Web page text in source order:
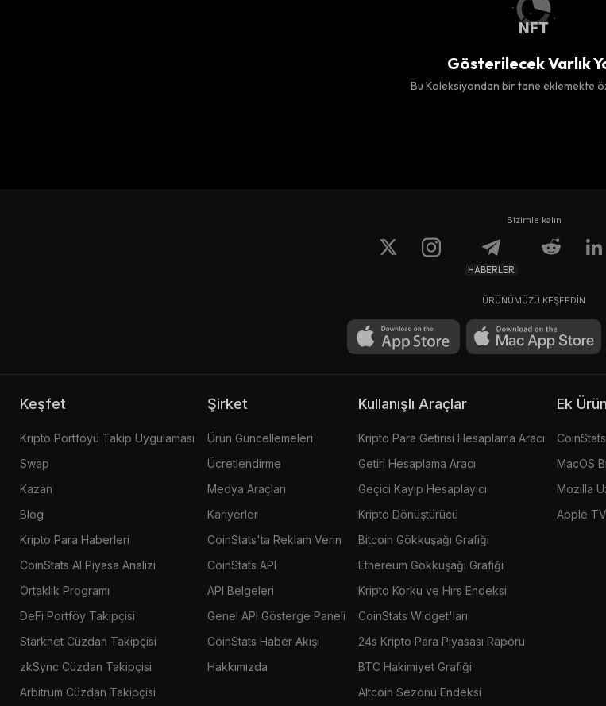
Gösterilecek Varlık
Bu Koleksiyondan bir tane eklemekte
Bizimle kalın
HABERLER
ÜRÜNÜMÜZÜ KEŞFEDİN
Keşfet
Kripto Portföyü Takip Uygulaması
Swap
Kazan
Blog
Kripto Para Haberleri
CoinStats AI Piyasa Analizi
Ortaklık Programı
DeFi Portföy Takipçisi
Starknet Cüzdan Takipçisi
zkSync Cüzdan Takipçisi
Arbitrum Cüzdan Takipçisi
Şirket
Ürün Güncellemeleri
Ücretlendirme
Medya Araçları
Kariyerler
CoinStats'ta Reklam Verin
CoinStats API
API Belgeleri
Genel API Gösterge Paneli
CoinStats Haber Akışı
Hakkımızda
Kullanışlı Araçlar
Kripto Para Getirisi Hesaplama Aracı
Getiri Hesaplama Aracı
Geçici Kayıp Hesaplayıcı
Kripto Dönüştürücü
Bitcoin Gökkuşağı Grafiği
Ethereum Gökkuşağı Grafiği
Kripto Korku ve Hırs Endeksi
CoinStats Widget'ları
24s Kripto Para Piyasası Raporu
BTC Hakimiyet Grafiği
Altcoin Sezonu Endeksi
Ek
MacOS
Mozilla
Apple TV